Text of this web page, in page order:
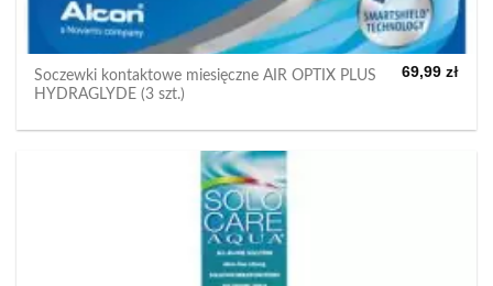
Soczewki kontaktowe miesięczne AIR OPTIX PLUS
HYDRAGLYDE (3 szt.)
69,99 zł